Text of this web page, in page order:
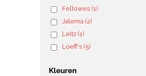
Fellowes (1)
Jalema (2)
Leitz (1)
Loeff's (5)
Kleuren